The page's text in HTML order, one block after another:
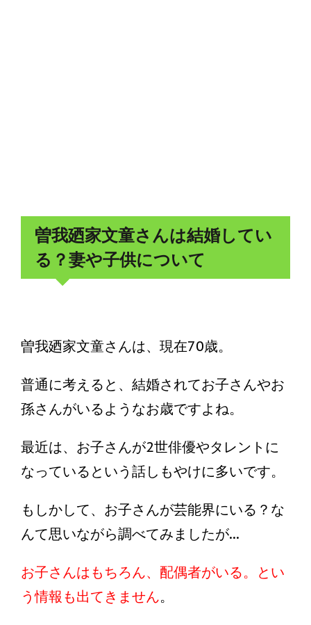
曽我廼家文童さんは結婚してい
る？妻や子供について
曽我廼家文童さんは、現在70歳。
普通に考えると、結婚されてお子さんやお
孫さんがいるようなお歳ですよね。
最近は、お子さんが2世俳優やタレントに
なっているという話しもやけに多いです。
もしかして、お子さんが芸能界にいる？な
んて思いながら調べてみましたが...
お子さんはもちろん、配偶者がいる。とい
う情報も出てきません。